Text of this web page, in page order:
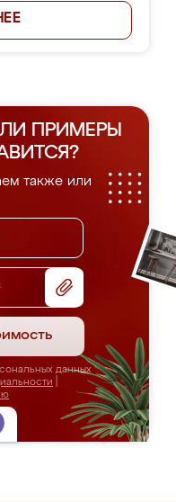
ПРИМЕРЫ
также или
данных